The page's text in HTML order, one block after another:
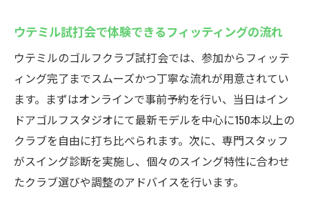
ウテミル試打会で体験できるフィッティングの流れ
ウテミルのゴルフクラブ試打会では、参加からフィッテ
ィング完了までスムーズかつ丁寧な流れが用意されてい
ます。まずはオンラインで事前予約を行い、当日はイン
ドアゴルフスタジオにて最新モデルを中心に150本以上の
クラブを自由に打ち比べられます。次に、専門スタッフ
がスイング診断を実施し、個々のスイング特性に合わせ
たクラブ選びや調整のアドバイスを行います。